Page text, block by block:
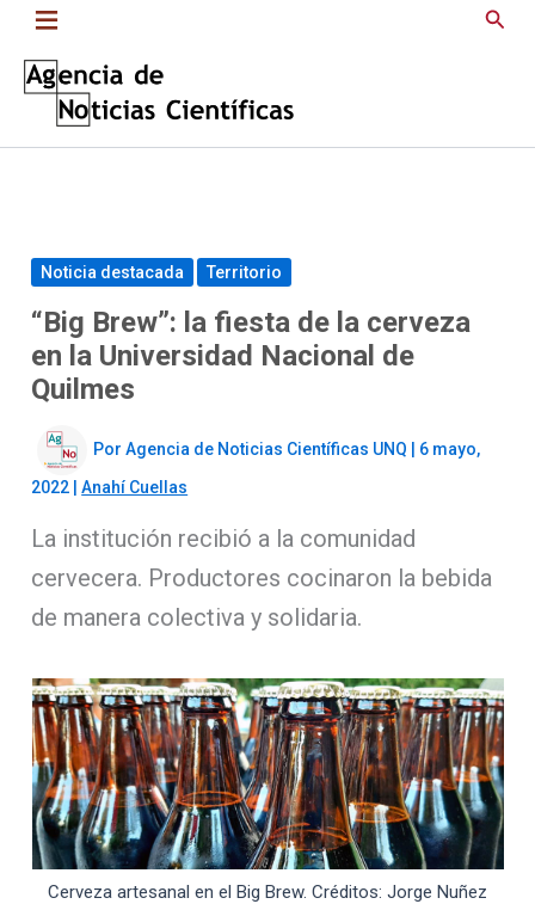
Saltar
contenido
Noticia destacada Territorio
“Big Brew”: la fiesta de la cerveza
en la Universidad Nacional de
Quilmes
PorAgencia de Noticias Científicas UNQ 6 mayo,
2022 |Anahí Cuellas
La institución recibió a la comunidad
cervecera. Productores cocinaron la bebida
de manera colectiva y solidaria.
Cerveza artesanal en el Big Brew. Créditos: Jorge Nuñez